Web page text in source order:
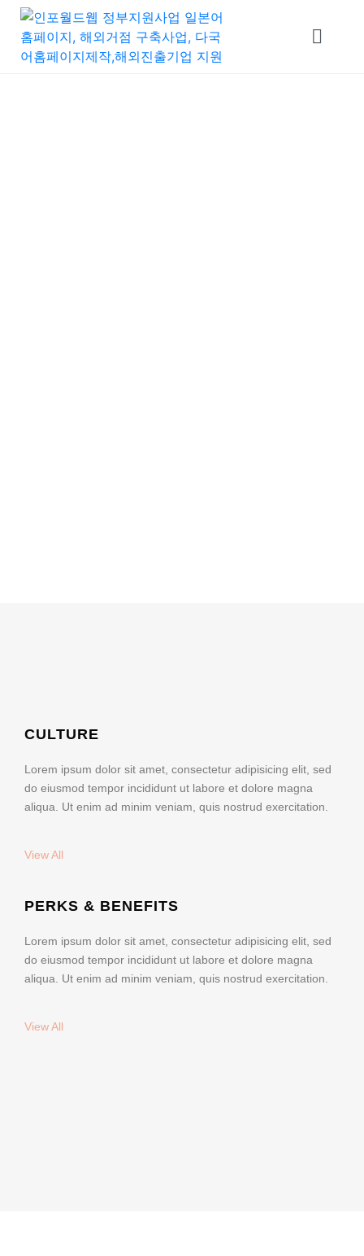
CULTURE
Lorem ipsum dolor sit amet, consectetur adipisicing elit, sed
do eiusmod tempor incididunt ut labore et dolore magna
aliqua. Ut enim ad minim veniam, quis nostrud exercitation.
View All
PERKS & BENEFITS
Lorem ipsum dolor sit amet, consectetur adipisicing elit, sed
do eiusmod tempor incididunt ut labore et dolore magna
aliqua. Ut enim ad minim veniam, quis nostrud exercitation.
View All